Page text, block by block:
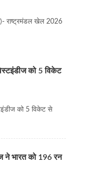
राष्ट्रमंडल खेल 2026
को 5 विकेट
को 5 विकेट से
ने भारत को 196 रन